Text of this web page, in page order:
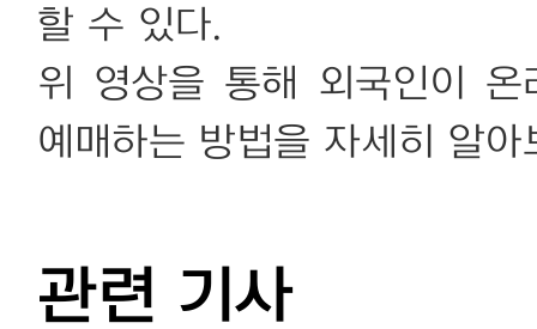
할 수 있다.
위 영상을 통해 외국인이 온
예매하는 방법을 자세히 알아
관련 기사